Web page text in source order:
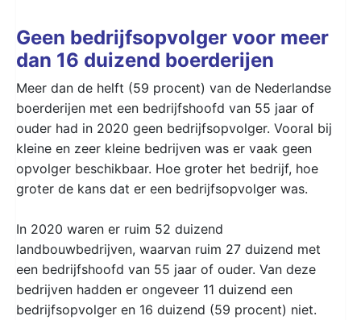
Geen bedrijfsopvolger voor meer
dan 16 duizend boerderijen
Meer dan de helft (59 procent) van de Nederlandse
boerderijen met een bedrijfshoofd van 55 jaar of
ouder had in 2020 geen bedrijfsopvolger. Vooral bij
kleine en zeer kleine bedrijven was er vaak geen
opvolger beschikbaar. Hoe groter het bedrijf, hoe
groter de kans dat er een bedrijfsopvolger was.
In 2020 waren er ruim 52 duizend
landbouwbedrijven, waarvan ruim 27 duizend met
een bedrijfshoofd van 55 jaar of ouder. Van deze
bedrijven hadden er ongeveer 11 duizend een
bedrijfsopvolger en 16 duizend (59 procent) niet.